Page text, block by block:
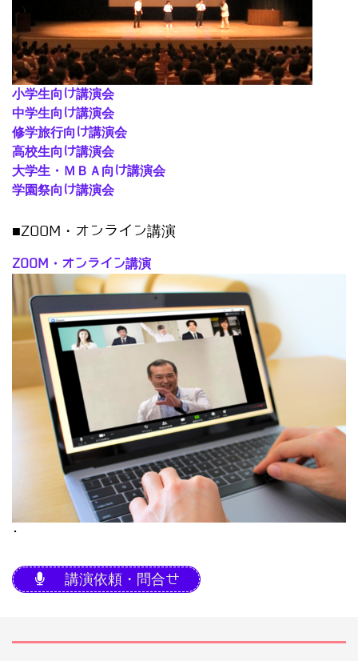
小学生向け講演会
中学生向け講演会
修学旅行向け講演会
高校生向け講演会
大学生・ＭＢＡ向け講演会
学園祭向け講演会
■ZOOM・オンライン講演
ZOOM・オンライン講演
･
講演依頼・問合せ